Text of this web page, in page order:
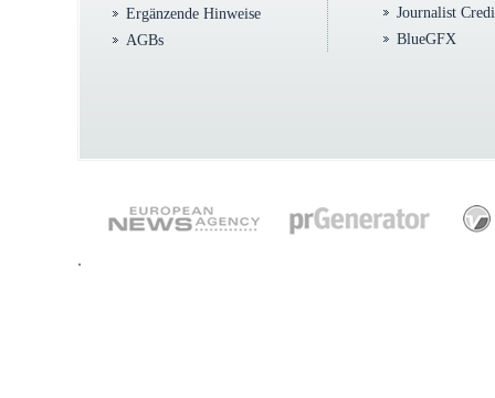
Ergänzende Hinweise
AGBs
Journalist
BlueGFX
.